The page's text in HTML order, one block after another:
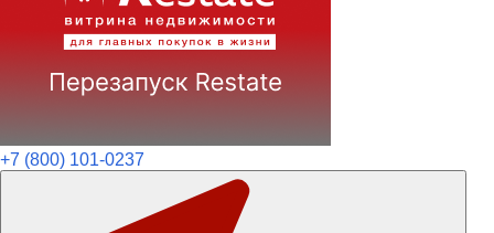
+7 (800) 101-0237